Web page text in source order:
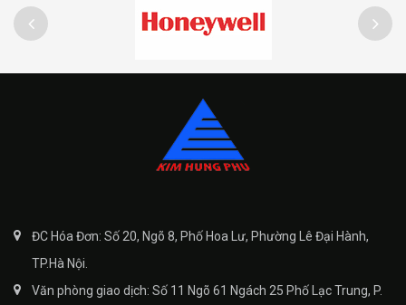
ĐC Hóa Đơn: Số 20, Ngõ 8, Phố Hoa Lư, Phường Lê Đại Hành,
TP.Hà Nội.
Văn phòng giao dịch: Số 11 Ngõ 61 Ngách 25 Phố Lạc Trung, P.